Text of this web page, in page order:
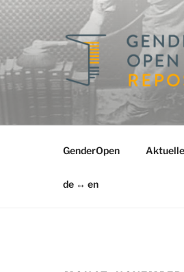
Ein Repositorium für
GenderOpen
de ↔ en